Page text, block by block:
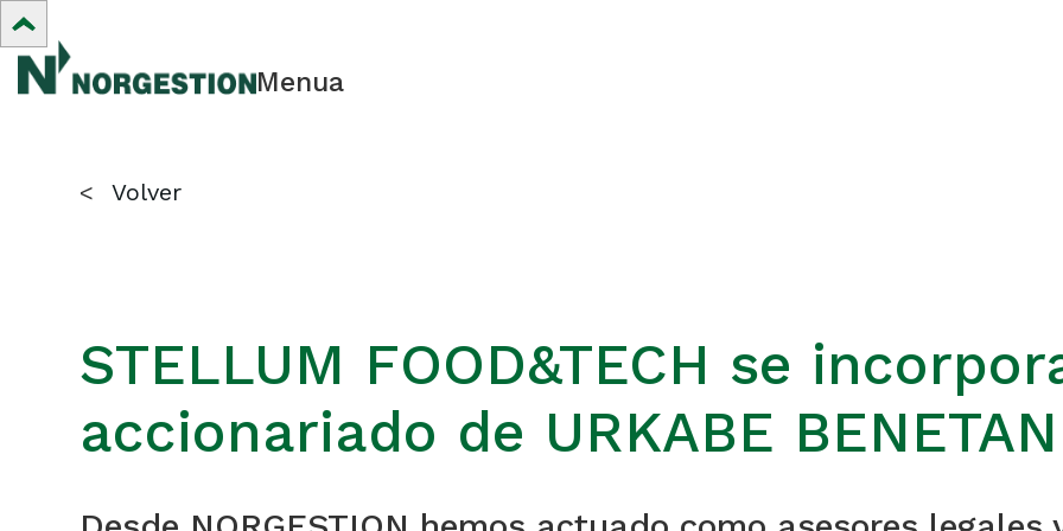
Menua
< Volver
STELLUM FOOD&TECH se
accionariado de URKABE BENETAN